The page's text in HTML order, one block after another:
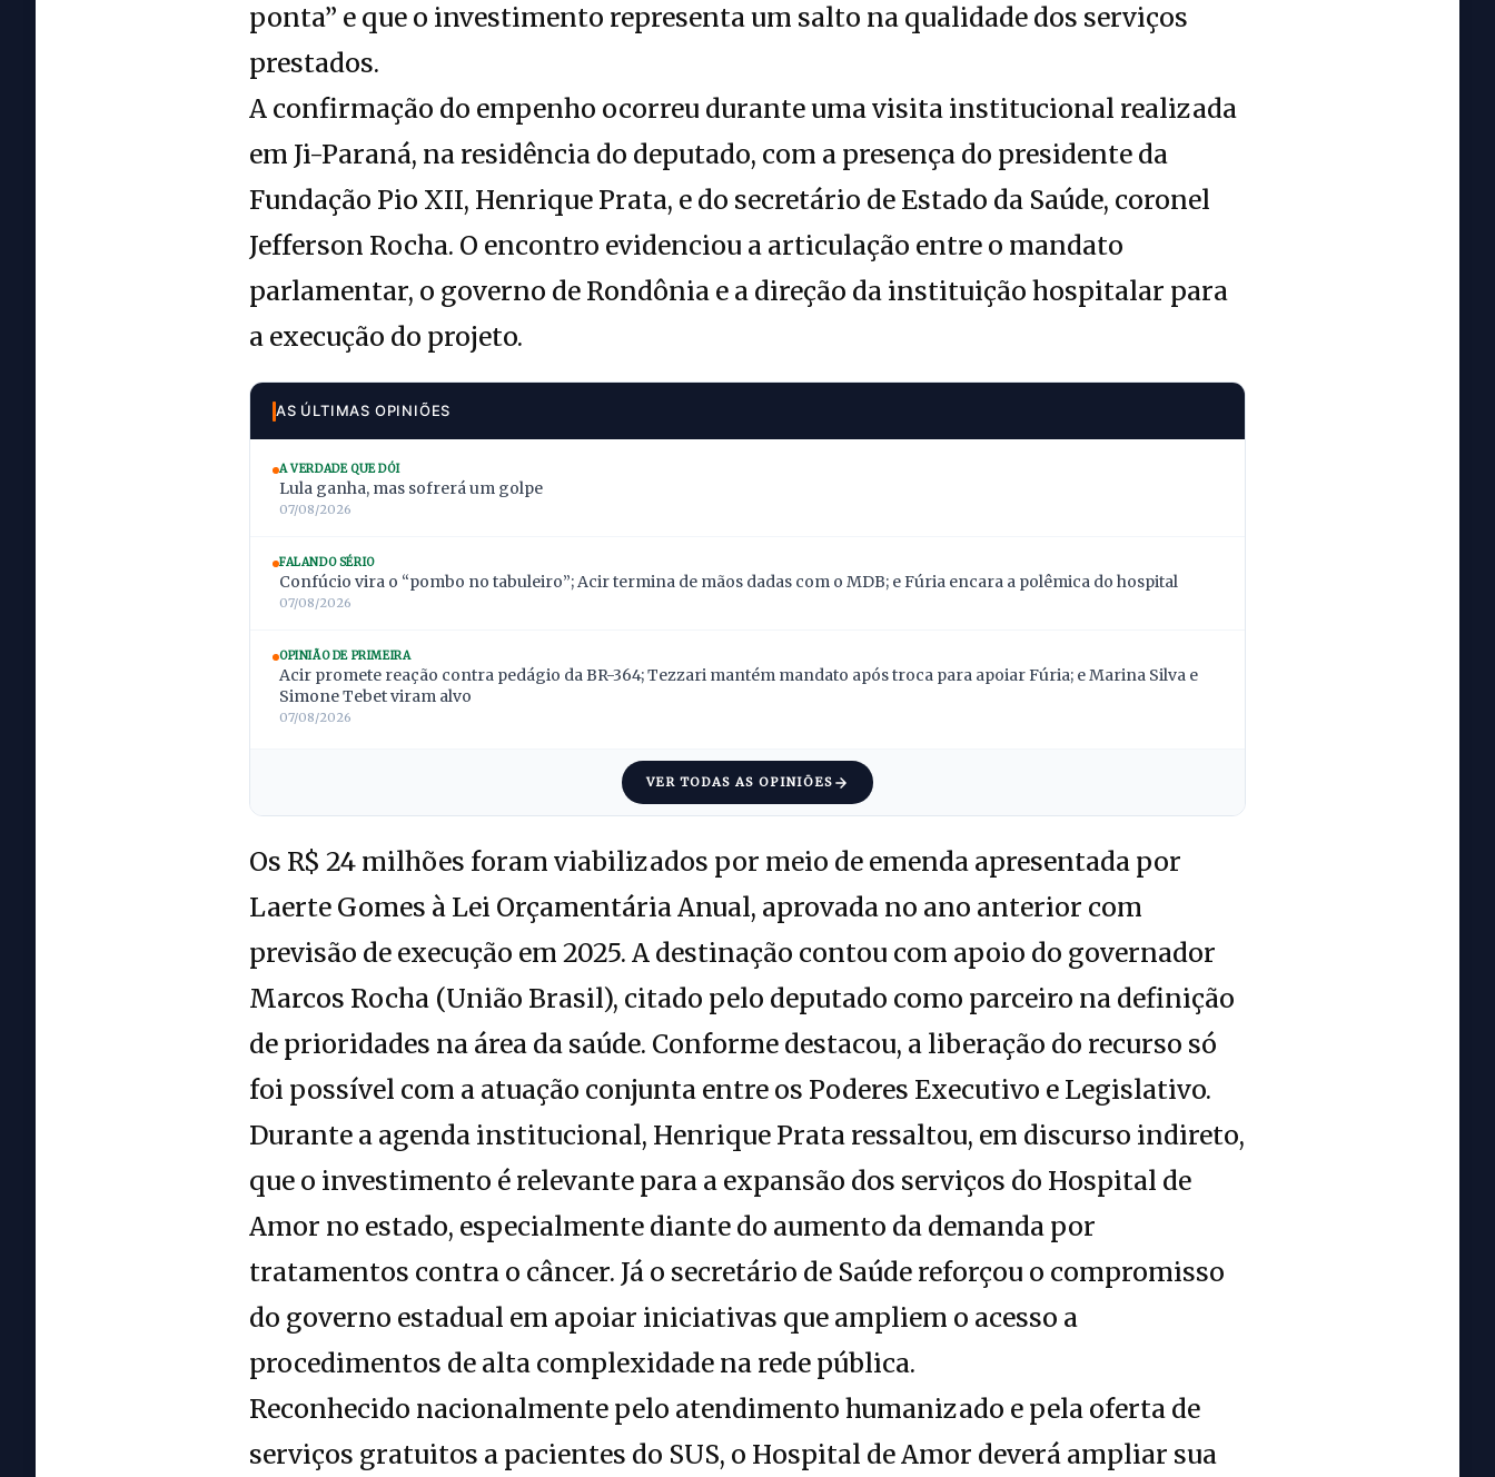
ponta” e que o investimento representa um salto na qualidade dos serviços
prestados.
A confirmação do empenho ocorreu durante uma visita institucional realizada
em Ji-Paraná, na residência do deputado, com a presença do presidente da
Fundação Pio XII, Henrique Prata, e do secretário de Estado da Saúde, coronel
Jefferson Rocha. O encontro evidenciou a articulação entre o mandato
parlamentar, o governo de Rondônia e a direção da instituição hospitalar para
a execução do projeto.
AS ÚLTIMAS OPINIÕES
A VERDADE QUE DÓI
Lula ganha, mas sofrerá um golpe
07/08/2026
FALANDO SÉRIO
Confúcio vira o “pombo no tabuleiro”; Acir termina de mãos dadas com o MDB; e Fúria encara a polêmica do hospital
07/08/2026
OPINIÃO DE PRIMEIRA
Acir promete reação contra pedágio da BR-364; Tezzari mantém mandato após troca para apoiar Fúria; e Marina Silva e
Simone Tebet viram alvo
07/08/2026
VER TODAS AS OPINIÕES
Os R$ 24 milhões foram viabilizados por meio de emenda apresentada por
Laerte Gomes à Lei Orçamentária Anual, aprovada no ano anterior com
previsão de execução em 2025. A destinação contou com apoio do governador
Marcos Rocha (União Brasil), citado pelo deputado como parceiro na definição
de prioridades na área da saúde. Conforme destacou, a liberação do recurso só
foi possível com a atuação conjunta entre os Poderes Executivo e Legislativo.
Durante a agenda institucional, Henrique Prata ressaltou, em discurso indireto,
que o investimento é relevante para a expansão dos serviços do Hospital de
Amor no estado, especialmente diante do aumento da demanda por
tratamentos contra o câncer. Já o secretário de Saúde reforçou o compromisso
do governo estadual em apoiar iniciativas que ampliem o acesso a
procedimentos de alta complexidade na rede pública.
Reconhecido nacionalmente pelo atendimento humanizado e pela oferta de
serviços gratuitos a pacientes do SUS, o Hospital de Amor deverá ampliar sua